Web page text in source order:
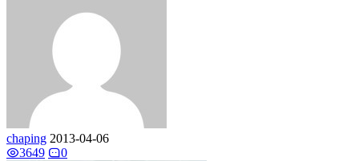
chaping 2013-04-06
3649
0